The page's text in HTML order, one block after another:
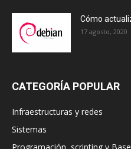
Cómo
17 agosto, 2020
CATEGORÍA POPULAR
Infraestructuras y redes
Sistemas